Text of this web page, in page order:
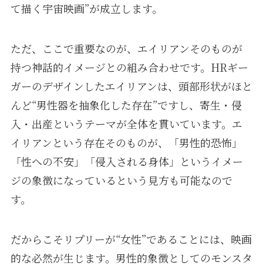
て描く宇宙映画”が成立します。
ただ、ここで重要なのが、エイリアンそのものが
持つ神話的イメージとの組み合わせです。HRギー
ガーのデザインしたエイリアンは、頭部形状がほと
んど“男性器を抽象化した存在”ですし、寄生・侵
入・出産というテーマが全体を貫いています。エ
イリアンという存在そのものが、「男性的恐怖」
「性への不安」「侵入される身体」というイメー
ジの象徴になっているという見方も可能なので
す。
だからこそリプリーが“女性”であることには、映画
的な必然が生じます。男性的象徴としてのモンスタ